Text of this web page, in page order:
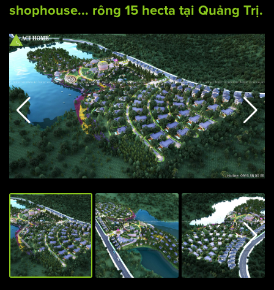
shophouse... rông 15 hecta tại Quảng Trị.